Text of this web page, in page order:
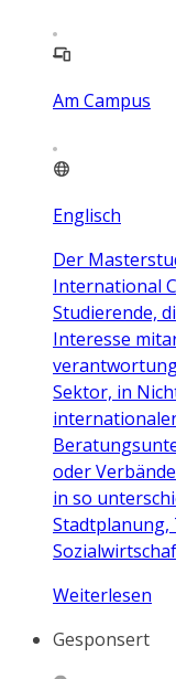
Am Campus
Englisch
Der
International
Studierende,
Interesse
Sektor, in
oder
in so
Stadtplanung,
Weiterlesen
Gesponsert